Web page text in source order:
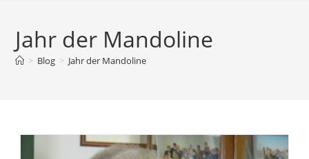
Jahr der Mandoline
> Blog > Jahr der Mandoline